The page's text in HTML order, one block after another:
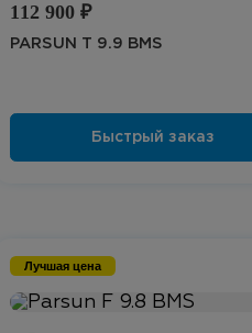
112 900 ₽
PARSUN T 9.9 BMS
Лучшая цена